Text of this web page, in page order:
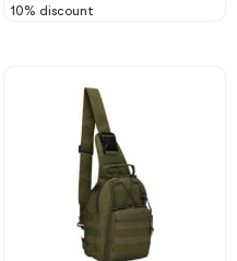
10% discount